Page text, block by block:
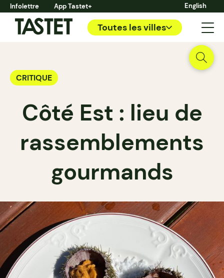
Infolettre App Tastet+ English
Toutes les villes
CRITIQUE
Côté Est : lieu de
rassemblements
gourmands